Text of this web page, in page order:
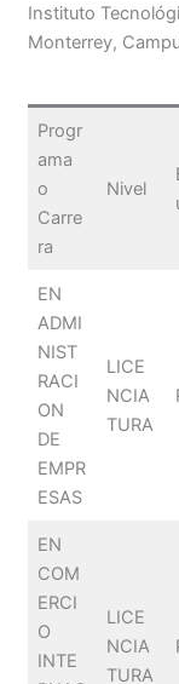
Instituto
Monterrey,
Progr
ama
o
Carre
ra
Nivel
EN
ADMI
NIST
RACI
ON
DE
EMPR
ESAS
LICE
NCIA
TURA
EN
COM
ERCI
O
INTE
LICE
NCIA
TURA